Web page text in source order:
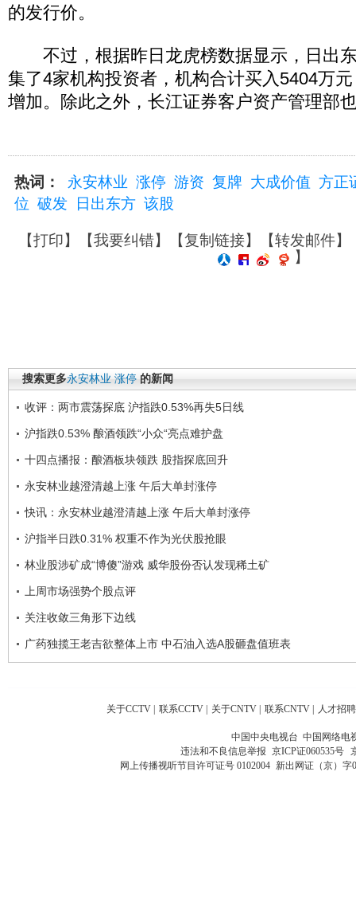
的发行价。
不过，根据昨日龙虎榜数据显示，日出
集了4家机构投资者，机构合计买入5404万
增加。除此之外，长江证券客户资产管理部
热词： 永安林业 涨停 游资 复牌 大成价值 方正
位 破发 日出东方 该股
【打印】【我要纠错】【复制链接】【转发邮件】
】
搜索更多永安林业 涨停 的新闻
收评：两市震荡探底 沪指跌0.53%再失5日线
沪指跌0.53% 酿酒领跌“小众“亮点难护盘
十四点播报：酿酒板块领跌 股指探底回升
永安林业越澄清越上涨 午后大单封涨停
快讯：永安林业越澄清越上涨 午后大单封涨停
沪指半日跌0.31% 权重不作为光伏股抢眼
林业股涉矿成“博傻”游戏 威华股份否认发现稀土矿
上周市场强势个股点评
关注收敛三角形下边线
广药独揽王老吉欲整体上市 中石油入选A股砸盘值班表
关于CCTV | 联系CCTV | 关于CNTV | 联系CNTV | 人才招聘
中国中央电视台 中国网络电
违法和不良信息举报 京ICP证060535号
网上传播视听节目许可证号 0102004 新出网证（京）